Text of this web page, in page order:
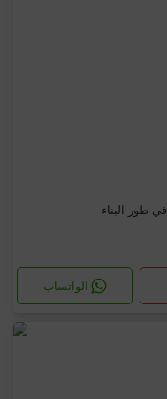
في طور البناء
الواتساب